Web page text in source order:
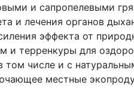
и сапропелевыми
и лечения органов
эффекта от
и терренкуры для
числе и с
местные